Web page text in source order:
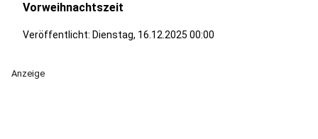
Vorweihnachtszeit
Veröffentlicht: Dienstag, 16.12.2025 00:00
Anzeige